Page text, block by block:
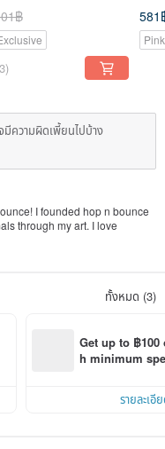
฿ 581
มีความผิดเพี้ยนไปบ้าง
I founded hop n bounce
through my art. I love
furry friends.
furry souls, the artist's
ทั้งหมด (3)
Get up to ฿
h minimum
รายละเอี